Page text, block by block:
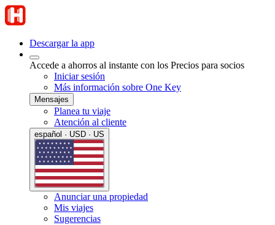
Descargar la app
Accede a ahorros al instante con los Precios para socios
Iniciar sesión
Más información sobre One Key
Mensajes
Planea tu viaje
Atención al cliente
español · USD · US
Anunciar una propiedad
Mis viajes
Sugerencias